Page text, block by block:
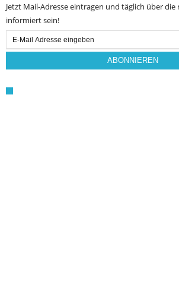
Jetzt Mail-Adresse eintragen und täglich über die
informiert sein!
Email
Subscription
ABONNIEREN